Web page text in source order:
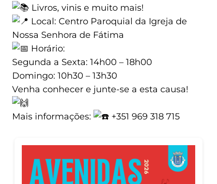
Livros, vinis e muito mais!
Local: Centro Paroquial da Igreja de
Nossa Senhora de Fátima
Horário:
Segunda a Sexta: 14h00 – 18h00
Domingo: 10h30 – 13h30
Venha conhecer e junte-se a esta causa!
Mais informações: +351 969 318 715